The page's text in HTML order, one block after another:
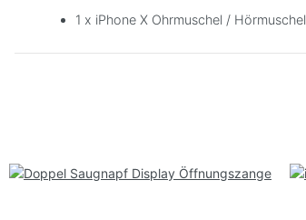
1 x iPhone X Ohrmuschel / Hörmuschel